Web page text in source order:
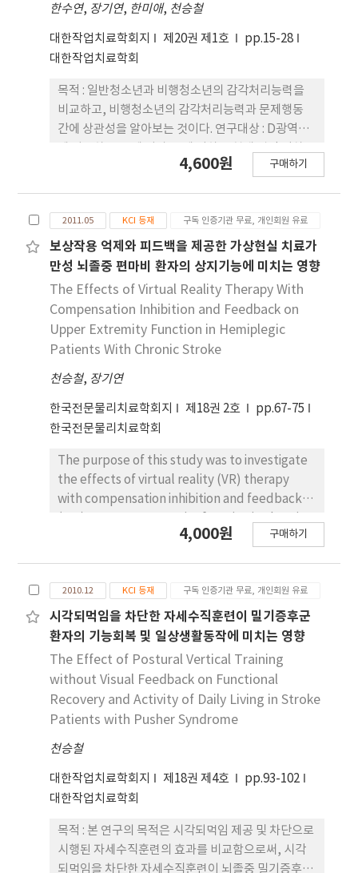
rolling on the ball, and balance using sling on
the prone position - were each performed
with an abdominal draw. The thickness of the
abdominal muscle - including the transverse
abdominal (TrA), internal oblique (IO), and
external oblique (EO) - was measured by USI
with a special transducer head device, at rest
and then at contraction in each position. Data
were analyzed using one-way repeated
thickness was statistically significant (p<.05),
whereas the IO and EO thicknesses were not
(p>.05); 2) among the five types of trunk
increased with the balance using a sling in the
prone position, (p<.05), whereas no
significant difference was noted for the four
types of trunk stabilization (p>.05); 3)
reliability data showed that there was a high
measurements taken using the special
transducer head device (ICC=.92). In
conclusion, the balance using a sling in the
prone position was more effective than any
of the four other types of trunk stabilization
in increasing TrA thickness in healthy
한수연, 장기연, 한미애, 천승철
대한작업치료학회지 제20권 제1호
pp.15-28
대한작업치료학회
목적 : 일반청소년과 비행청소년의 감각처리능력을
비교하고, 비행청소년의 감각처리능력과 문제행동
간에 상관성을 알아보는 것이다. 연구대상 : D광역시
거쳐 비행이 인정되어 교호시설에 있거나, 보호 관찰
일반청소년과 비행청소년의 감각처리능력을 비교한
결과, 17세∼13세의 비행청소년은 일반청소년보다
감각회피(p<.05)와 감각민감성(p<.01)에서 통계적
으로 유의하게 점수가 낮았다. 비행청소년의 범죄유
형에 따른 감각처리능력을 비교해 본 결과, 17세∼13
세의 낮은등록(p<.05)에서 강력, 성폭력, 절도사범
순으로 통계적으로 유의하게 점수가 낮았고, 감각민
계적으로 유의하게 점수가 낮았다. 비행청소년의 감
19세∼18세에서는 감각민감성(r=-.47, p<.05), 감각
회피(r=-.45, p<.05)의 점수가 낮을수록 약물남용의
점수가 높아졌고, 통계적으로 유의하였다. 17세∼13
세에서는 낮은등록의 점수가 낮을수록 지위비행
(r=-.33, p<.05), 폭력행동(r=-.33, p<.05)의 점수가
높아져 통계적으로 유의한 상관성을 보였다. 결론 : 일
반청소년과 비교할 때 비행청소년의 감각처리능력은
문제행동이 나타나는 것을 알 수 있었다. 따라서 향후
문제행동이 보이는 청소년에게 감각처리능력을 평가
할 수 있는 청소년/성인 프로파일을 적용하여, 조기에
치료로 감각통합치료를 적용한다면 도움이 될 수 있
을 것이라 생각된다.
4,600원 구매하기
2011.05 KCI 등재 구독 인증기관 무료, 개인회원 유료
보상작용 억제와 피드백을 제공한 가상현실 치료가
만성 뇌졸중 편마비 환자의 상지기능에 미치는 영향
The Effects of Virtual Reality Therapy With
Compensation Inhibition and Feedback on
Upper Extremity Function in Hemiplegic
Patients With Chronic Stroke
천승철, 장기연
한국전문물리치료학회지 제18권 2호
pp.67-75
한국전문물리치료학회
The purpose of this study was to investigate
the effects of virtual reality (VR) therapy
with compensation inhibition and feedback
stroke patients. Seven chronic stroke
crossover design. Self upper extremity
exercise, conservative VR therapy, and VR
therapy with CIF were performed for one
hour per session, 5 times per week, over a 3
week period. The main outcome measures
involved range of motion (ROM) including
shoulder, elbow, and wrist joints, a Manual
Function Test (MFT), and a Motor Activity
Log (MAL). Data were calculated as posttest
were analyzed using Friedman and Wilcoxon
signed-rank tests at p<.05. The results were
as follows: 1) Statistically significant increase
in ROM measurements of shoulder and elbow
joints were seen with VR therapy with CIF
4,000원 구매하기
2010.12 KCI 등재 구독 인증기관 무료, 개인회원 유료
시각되먹임을 차단한 자세수직훈련이 밀기증후군
환자의 기능회복 및 일상생활동작에 미치는 영향
The Effect of Postural Vertical Training
without Visual Feedback on Functional
Recovery and Activity of Daily Living in Stroke
Patients with Pusher Syndrome
천승철
대한작업치료학회지 제18권 제4호
pp.93-102
대한작업치료학회
목적 : 본 연구의 목적은 시각되먹임 제공 및 차단으로
시행된 자세수직훈련의 효과를 비교함으로써, 시각
되먹임을 차단한 자세수직훈련이 뇌졸중 밀기증후군